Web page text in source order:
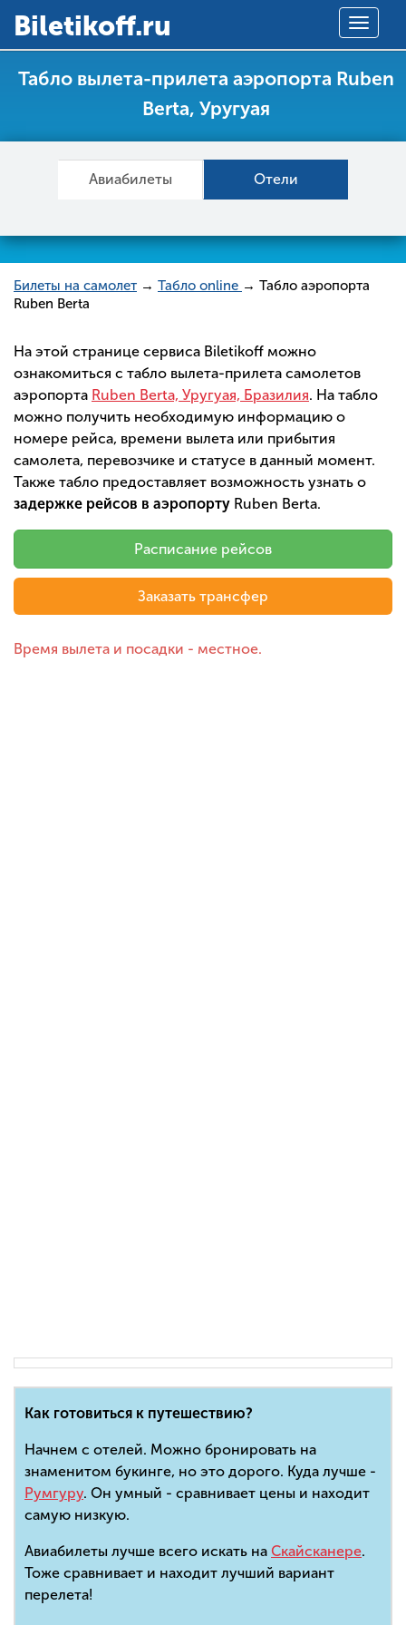
Toggle
Вiletikoff.ru
Табло вылета-прилета аэропорта Ruben
Berta, Уругуая
Авиабилеты Отели
Билеты на самолет → Табло online → Табло аэропорта
Ruben Berta
На этой странице сервиса Biletikoff можно
ознакомиться с табло вылета-прилета самолетов
аэропорта Ruben Berta, Уругуая, Бразилия. На табло
можно получить необходимую информацию о
номере рейса, времени вылета или прибытия
самолета, перевозчике и статусе в данный момент.
Также табло предоставляет возможность узнать о
задержке рейсов в аэропорту Ruben Berta.
Расписание рейсов
Заказать трансфер
Время вылета и посадки - местное.
Как готовиться к путешествию?
Начнем с отелей. Можно бронировать на
знаменитом букинге, но это дорого. Куда лучше -
Румгуру. Он умный - сравнивает цены и находит
самую низкую.
Авиабилеты лучше всего искать на Скайсканере.
Тоже сравнивает и находит лучший вариант
перелета!